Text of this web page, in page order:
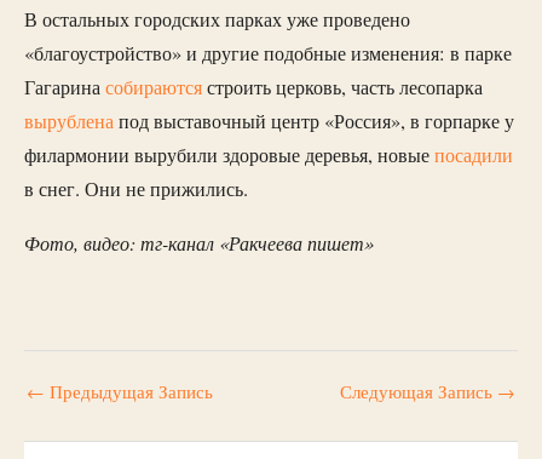
В остальных городских парках уже проведено
«благоустройство» и другие подобные изменения: в парке
Гагаринасобираютсястроить церковь, часть лесопарка
вырубленапод выставочный центр «Россия», в горпарке у
филармонии вырубили здоровые деревья, новыепосадили
в снег. Они не прижились.
Фото, видео: тг-канал «Ракчеева пишет»
← Предыдущая Запись Следующая Запись →